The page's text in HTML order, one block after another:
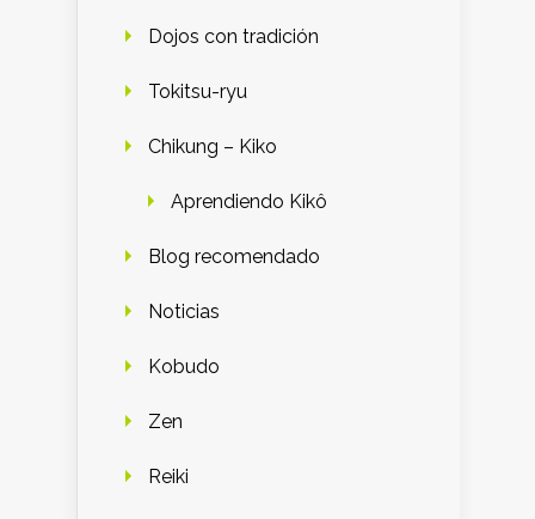
Dojos con tradición
Tokitsu-ryu
Chikung – Kiko
Aprendiendo Kikô
Blog recomendado
Noticias
Kobudo
Zen
Reiki